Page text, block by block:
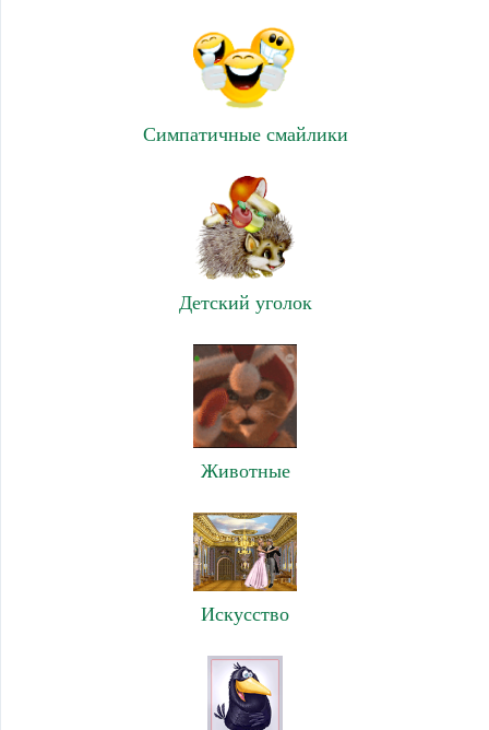
Симпатичные смайлики
Детский уголок
Животные
Искусство